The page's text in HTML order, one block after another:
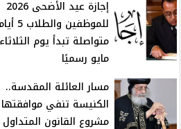
إجازة عيد الأضحى 2026
للموظفين
مايو رسميًا
مسار العائلة المقدسة..
الكنيسة تنفي
مشروع القانون المتداول